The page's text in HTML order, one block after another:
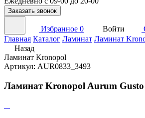
Заказать звонок
Избранное 0 Войти
Главная Каталог Ламинат Ламинат
Назад
Ламинат Kronopol
Артикул: AUR0833_3493
Ламинат Kronopol Aurum